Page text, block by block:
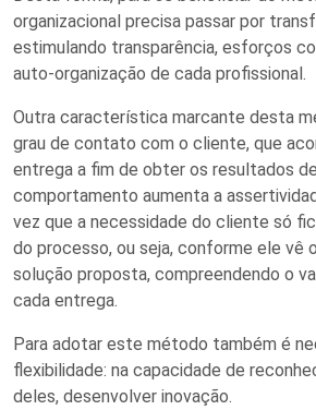
organizacional precisa passar por
estimulando transparência, esforços
auto-organização de cada profissional.
Outra característica marcante desta
grau de contato com o cliente, que
entrega a fim de obter os resultados
comportamento aumenta a
vez que a necessidade do cliente só
do processo, ou seja, conforme ele vê
solução proposta, compreendendo o
cada entrega.
Para adotar este método também é
flexibilidade: na capacidade de
deles, desenvolver inovação.